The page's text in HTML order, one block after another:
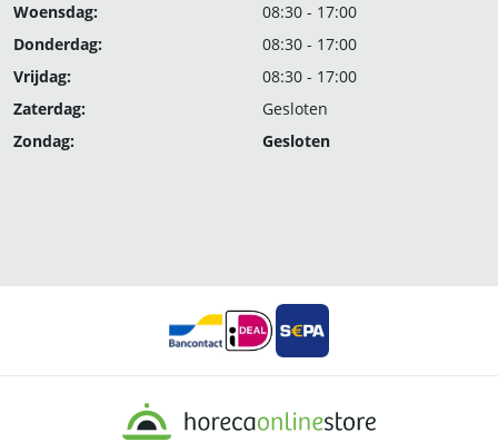
Woensdag:
08:30 - 17:00
Donderdag:
08:30 - 17:00
Vrijdag:
08:30 - 17:00
Zaterdag:
Gesloten
Zondag:
Gesloten